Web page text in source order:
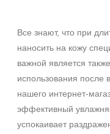
Все знают, что при
наносить на кожу
важной является
использования после
нашего интернет-
эффективный
успокаивает